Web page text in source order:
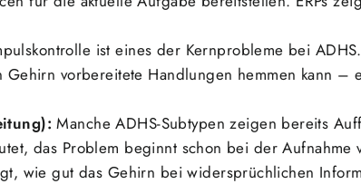
ist eines der Kernprobleme bei
vorbereitete Handlungen hemmen kann –
Manche ADHS-Subtypen zeigen bereits
das Problem beginnt schon bei der Aufnahme
wie gut das Gehirn bei widersprüchlichen